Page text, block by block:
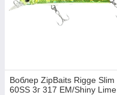
Воблер ZipBaits Rigge Slim
60SS 3г 317 EM/Shiny Lime